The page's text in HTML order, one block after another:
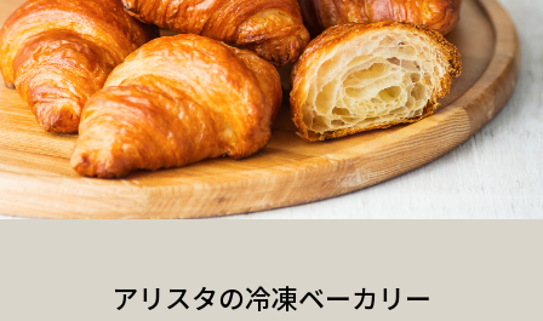
アリスタの冷凍ベーカリー